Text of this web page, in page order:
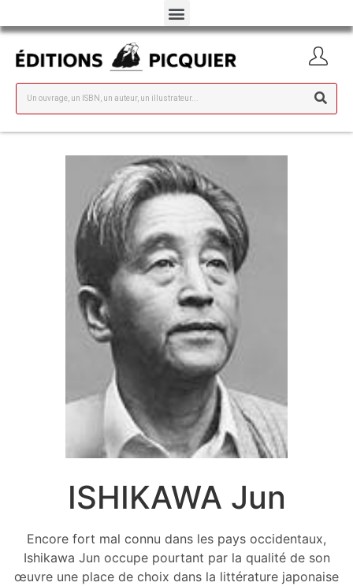
ISHIKAWA Jun
Encore fort mal connu dans les pays occidentaux,
Ishikawa Jun occupe pourtant par la qualité de son
œuvre une place de choix dans la littérature japonaise